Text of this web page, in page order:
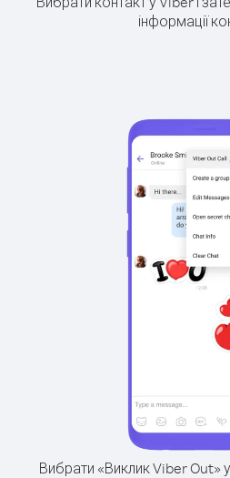
інформації
Вибрати «Виклик Viber Out»